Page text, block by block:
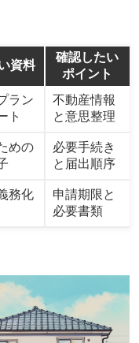
資料
確認したい
ポイント
ラン
ト
不動産情報
と意思整理
めの
必要手続き
と届出順序
務化
申請期限と
必要書類